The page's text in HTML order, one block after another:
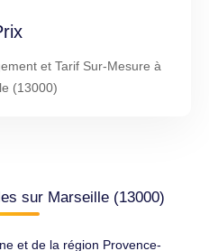
et Tarif Sur-Mesure à
(13000)
sur Marseille (13000)
et de la région Provence-